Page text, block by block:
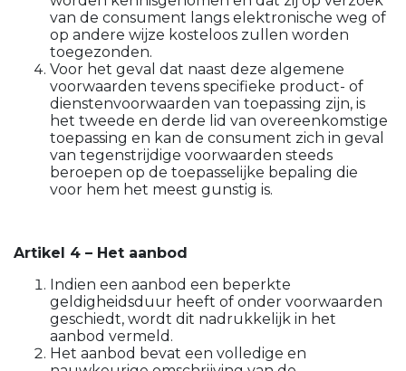
van de consument langs elektronische weg of
op andere wijze kosteloos zullen worden
toegezonden.
Voor het geval dat naast deze algemene
voorwaarden tevens specifieke product- of
dienstenvoorwaarden van toepassing zijn, is
het tweede en derde lid van overeenkomstige
toepassing en kan de consument zich in geval
van tegenstrijdige voorwaarden steeds
beroepen op de toepasselijke bepaling die
voor hem het meest gunstig is.
Artikel 4 – Het aanbod
Indien een aanbod een beperkte
geldigheidsduur heeft of onder voorwaarden
geschiedt, wordt dit nadrukkelijk in het
aanbod vermeld.
Het aanbod bevat een volledige en